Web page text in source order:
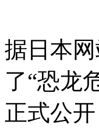
据日本
了“恐龙
正式公